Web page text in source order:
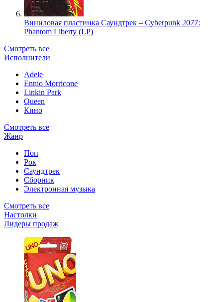
Виниловая пластинка Саундтрек – Cyberpunk 2077:
Phantom Liberty (LP)
Смотреть все
Исполнители
Adele
Ennio Morricone
Linkin Park
Queen
Кино
Смотреть все
Жанр
Поп
Рок
Саундтрек
Сборник
Электронная музыка
Смотреть все
Настолки
Лидеры продаж